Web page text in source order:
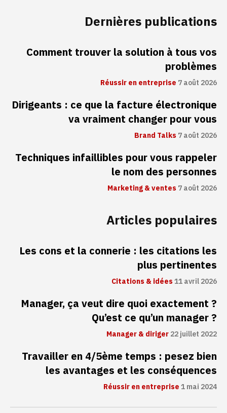
Dernières publications
Comment trouver la solution à tous vos
problèmes
Réussir en entreprise 7 août 2026
Dirigeants : ce que la facture électronique
va vraiment changer pour vous
Brand Talks7 août 2026
Techniques infaillibles pour vous rappeler
le nom des personnes
Marketing & ventes7 août 2026
Articles populaires
Les cons et la connerie : les citations les
plus pertinentes
Citations & idées11 avril 2026
Manager, ça veut dire quoi exactement ?
Qu’est ce qu’un manager ?
Manager & diriger22 juillet 2022
Travailler en 4/5ème temps : pesez bien
les avantages et les conséquences
Réussir en entreprise1 mai 2024